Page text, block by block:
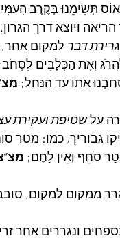
תְּשִׂימֵנוּ בְּקֶרֶב
ויוצא דרך הגרון.
גרירת דבר למקום אחר,
וְאֶת הַכְּלָבִים לִסְחֹב;
אֹתוֹ עַד הַנַּחַל;
שטיפת ועקירת
גבוריך, כמו: מטר
סֹחֵף וְאֵין לָחֶם;
ממקום למקום,